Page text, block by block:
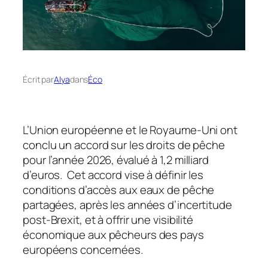
Écrit parAlyadansÉco
L’Union européenne et le Royaume-Uni ont
conclu un accord sur les droits de pêche
pour l’année 2026, évalué à 1,2 milliard
d’euros. Cet accord vise à définir les
conditions d’accès aux eaux de pêche
partagées, après les années d’incertitude
post-Brexit, et à offrir une visibilité
économique aux pêcheurs des pays
européens concernées.